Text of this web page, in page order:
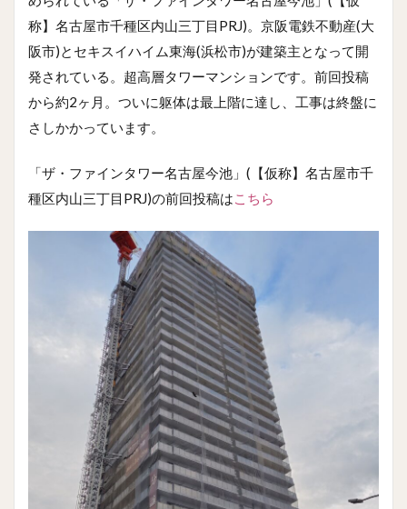
称】名古屋市千種区内山三丁目PRJ)。京阪電鉄不動産(大
阪市)とセキスイハイム東海(浜松市)が建築主となって開
発されている。超高層タワーマンションです。前回投稿
から約2ヶ月。ついに躯体は最上階に達し、工事は終盤に
さしかかっています。
「ザ・ファインタワー名古屋今池」(【仮称】名古屋市千
種区内山三丁目PRJ)の前回投稿は こちら